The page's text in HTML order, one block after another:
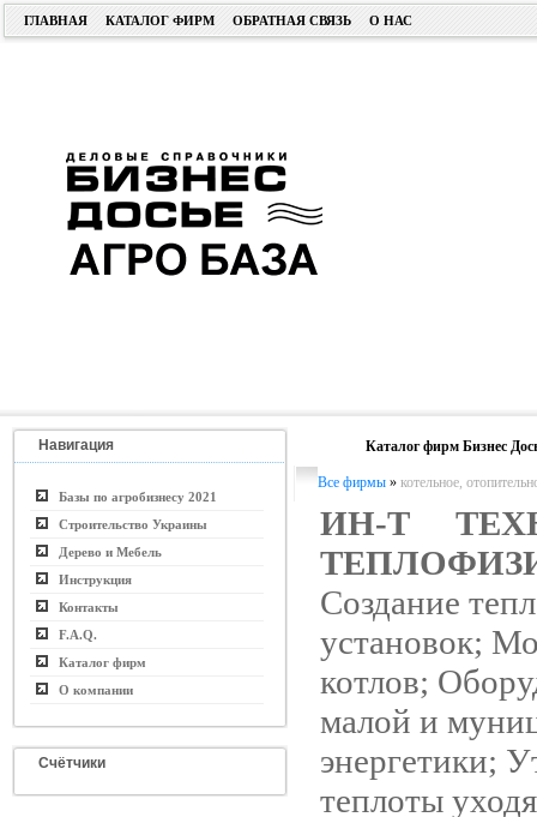
ГЛАВНАЯ КАТАЛОГ ФИРМ ОБРАТНАЯ СВЯЗЬ О НАС
Навигация
Базы по агробизнесу 2021
Строительство Украины
Дерево и Мебель
Инструкция
Контакты
F.A.Q.
Каталог фирм
О компании
Счётчики
Каталог фирм Бизнес
Все фирмы » котельное,
ИН-Т
Создание
установок;
котлов;
малой и
энергетики;
теплоты